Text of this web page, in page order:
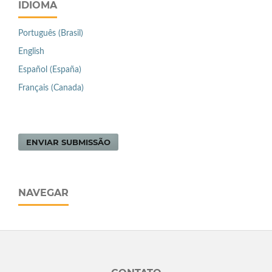
IDIOMA
Português (Brasil)
English
Español (España)
Français (Canada)
ENVIAR SUBMISSÃO
NAVEGAR